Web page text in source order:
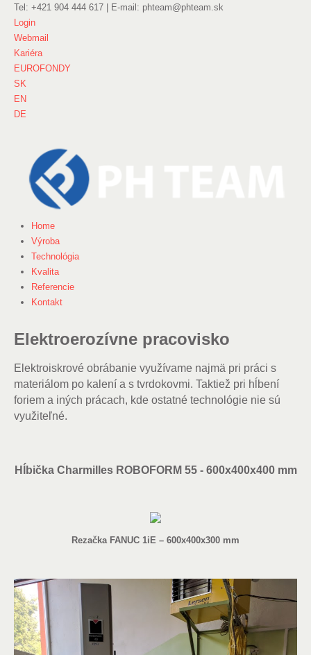
Tel: +421 904 444 617 | E-mail: phteam@phteam.sk
Login
Webmail
Kariéra
EUROFONDY
SK
EN
DE
Home
Výroba
Technológia
Kvalita
Referencie
Kontakt
Elektroerozívne pracovisko
Elektroiskrové obrábanie využívame najmä pri práci s
materiálom po kalení a s tvrdokovmi. Taktiež pri hĺbení
foriem a iných prácach, kde ostatné technológie nie sú
využiteľné.
Hĺbička Charmilles ROBOFORM 55 - 600x400x400 mm
Rezačka FANUC 1iE – 600x400x300 mm